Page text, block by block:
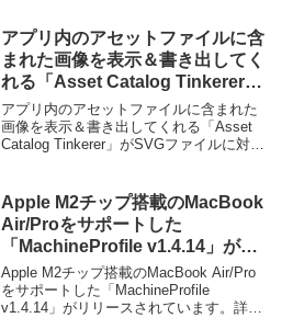
アプリ内のアセットファイルに含
まれた画像を表示＆書き出してく
れる「Asset Catalog Tinkerer」
がSVGファイルに対応。
アプリ内のアセットファイルに含まれた
画像を表示＆書き出してくれる「Asset
Catalog Tinkerer」がSVGファイルに対応
Apple M2チップ搭載のMacBook
Air/Proをサポートした
「MachineProfile v1.4.14」がリ
リース。
Apple M2チップ搭載のMacBook Air/Pro
をサポートした「MachineProfile
v1.4.14」がリリースされています。詳細